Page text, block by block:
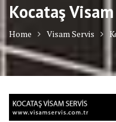
Kocataş
Home Visam Servis